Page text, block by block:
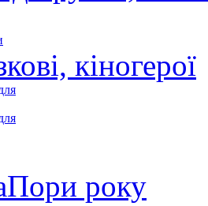
кіногерої
Пори року